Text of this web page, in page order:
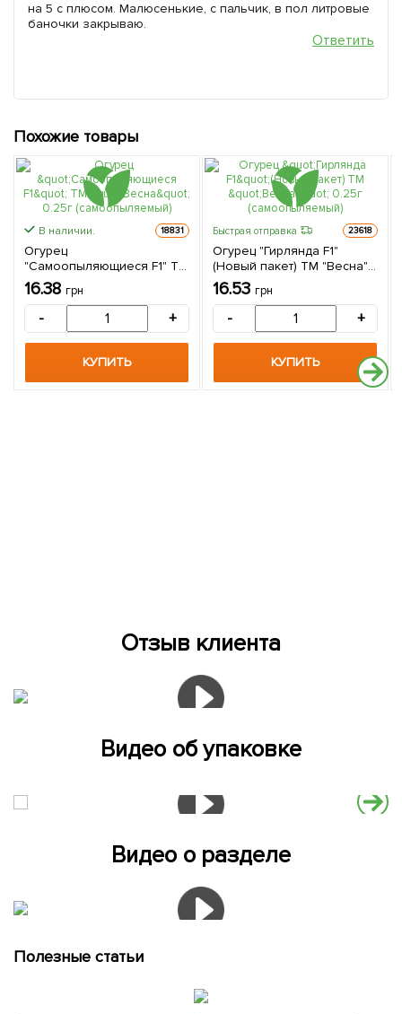
на 5 с плюсом. Малюсенькие, с пальчик, в пол литровые
баночки закрываю.
Ответить
Похожие товары
В наличии. 18831
Огурец
"Самоопыляющиеся F1" ТМ
"Весна" 0.25г
(самоопыляемый)
16.38 грн
- +
КУПИТЬ
Быстрая отправка 23618
Огурец "Гирлянда F1"
(Новый пакет) ТМ "Весна"
0.25г (самоопыляемый)
16.53 грн
- +
КУПИТЬ
Отзыв клиента
Видео об упаковке
Видео о разделе
Полезные статьи